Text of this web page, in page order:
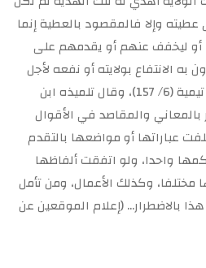
عطيته وإلا فالمقصود بالعطية إنما
أو ليخفف عنهم أو يقدمهم على
الانتفاع بولايته أو نفعه لأجل
ولايته… (الفتاوى الكبرى لابن تيمية (6/ 157)، وقال تلميذه ابن
بالمعاني والمقاصد في الأقوال
عباراتها أو مواضعها بالتقدم
واحدا، ولو اتفقت ألفاظها
وكذلك الأعمال، ومن تأمل
بالاضطرار… (إعلام الموقعين عن